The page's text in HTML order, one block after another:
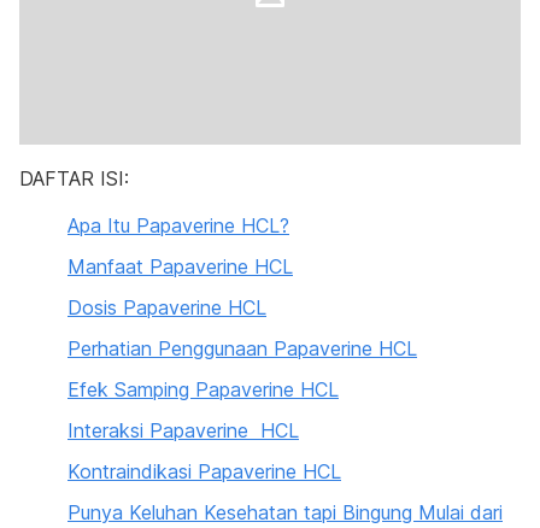
DAFTAR ISI:
Apa Itu Papaverine HCL?
Manfaat Papaverine HCL
Dosis Papaverine HCL
Perhatian Penggunaan Papaverine HCL
Efek Samping Papaverine HCL
Interaksi Papaverine HCL
Kontraindikasi Papaverine HCL
Punya Keluhan Kesehatan tapi Bingung Mulai dari